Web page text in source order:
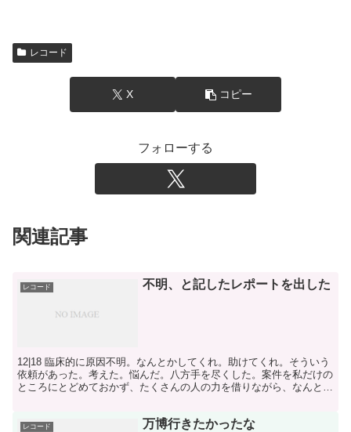
レコード
X コピー
フォローする
関連記事
レコード 不明、と記したレポートを出した
12|18 臨床的に原因不明。なんとかしてくれ。助けてくれ。そういう
依頼があった。考えた。悩んだ。八方手を尽くした。案件を私だけの
ところにとどめておかず、たくさんの人の力を借りながら、なんとか
レコード 万博行きたかったな